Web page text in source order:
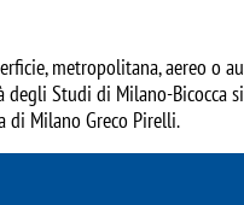
metropolitana, aereo o
Studi di Milano-Bicocca
di Milano Greco Pirelli.